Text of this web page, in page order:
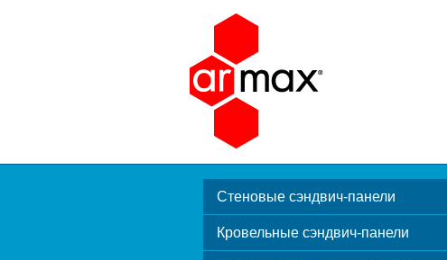
Стеновые сэндвич-панели
Кровельные сэндвич-панели